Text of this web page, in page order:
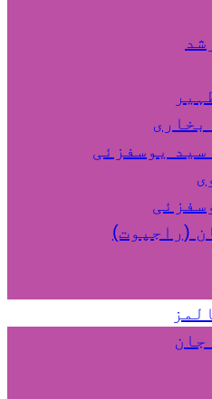
بخاری
سید یوسفزئی
(راجپوت)
جان